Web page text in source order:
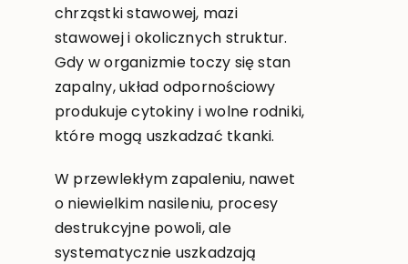
chrząstki stawowej, mazi
stawowej i okolicznych struktur.
Gdy w organizmie toczy się stan
zapalny, układ odpornościowy
produkuje cytokiny i wolne rodniki,
które mogą uszkadzać tkanki.
W przewlekłym zapaleniu, nawet
o niewielkim nasileniu, procesy
destrukcyjne powoli, ale
systematycznie uszkadzają